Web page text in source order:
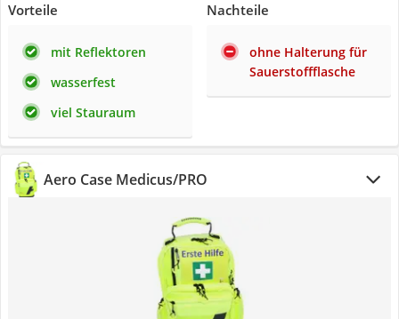
Vorteile
mit Reflektoren
wasserfest
viel Stauraum
Nachteile
ohne Halterung für
Sauerstoffflasche
Aero Case Medicus/PRO